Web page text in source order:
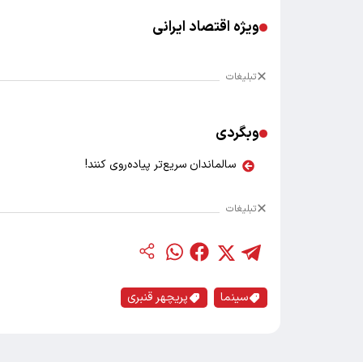
ویژه اقتصاد ایرانی
تبلیغات
وبگردی
سالماندان سریع‌تر پیاده‌روی کنند!
تبلیغات
سینما پریچهر قنبری